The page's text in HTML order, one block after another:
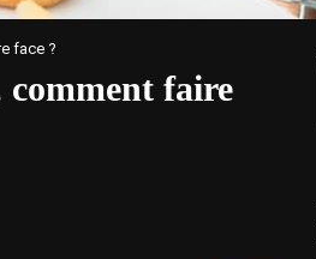
face ?
faire